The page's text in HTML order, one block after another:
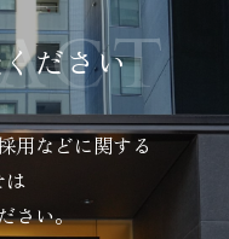
ださい
用などに関する
は
さい。